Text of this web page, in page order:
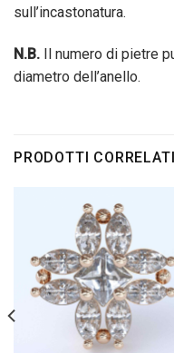
sull’incastonatura.
N.B.
Il numero di pietre
diametro dell’anello.
PRODOTTI CORRELATI